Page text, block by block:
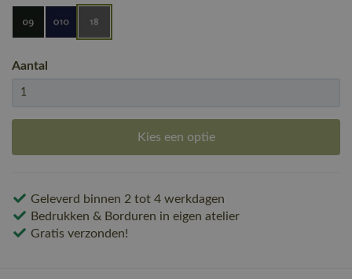
Aantal
Kies een optie
Geleverd binnen 2 tot 4 werkdagen
Bedrukken & Borduren in eigen atelier
Gratis verzonden!